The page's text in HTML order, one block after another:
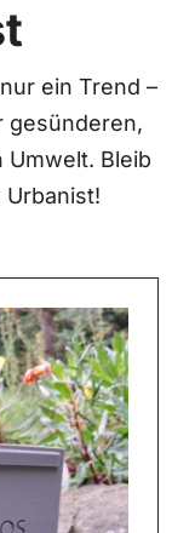
ein Trend –
gesünderen,
Bleib
Urbanist!